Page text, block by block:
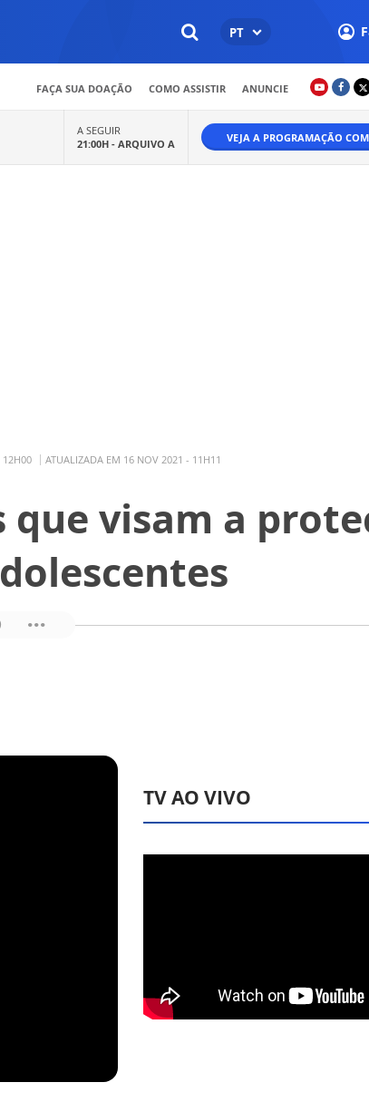
PT
FAÇA SUA DOAÇÃO COMO ASSISTIR ANUNCIE
A SEGUIR
21:00H - ARQUIVO A VEJA A PROGRAMAÇÃO
12H00 ATUALIZADA EM 16 NOV 2021 - 11H11
que visam a
TV AO VIVO